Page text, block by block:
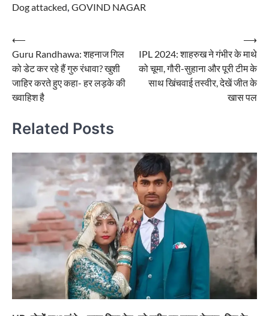
Dog attacked GOVIND NAGAR
Post
navigation
⟵
Guru Randhawa: शहनाज गिल
को डेट कर रहे हैं गुरु रंधावा? खुशी
जाहिर करते हुए कहा- हर लड़के की
ख्वाहिश है
IPL 2024: शाहरुख ने गंभीर के माथे
को चूमा, गौरी-सुहाना और पूरी टीम के
साथ खिंचवाई तस्वीर, देखें जीत के
खास पल
⟶
Related Posts